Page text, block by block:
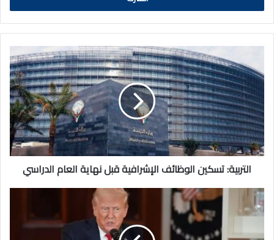
تسكين
الوظائف
الإشرافية
قبل
نهاية
العام
الدراسي
التربية: تسكين الوظائف الإشرافية قبل نهاية العام الدراسي
ترامب
يكرر
رغبته
في